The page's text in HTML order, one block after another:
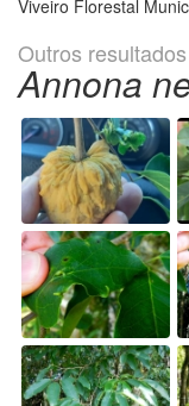
Viveiro Florestal
Outros
Annona